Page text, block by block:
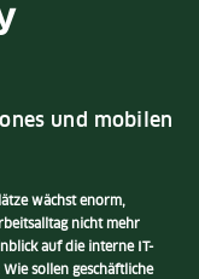
und mobilen
wächst enorm,
nicht mehr
auf die interne IT-
sollen geschäftliche